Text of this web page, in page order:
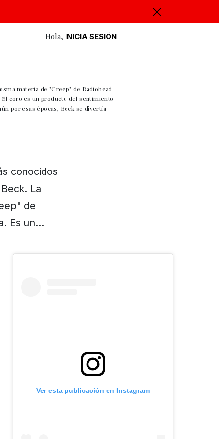
Hola, INICIA SESIÓN
materia de "Creep" de Radiohead
coro es un producto del sentimiento
por esas épocas, Beck se divertía
conocidos
La
de
Es un…
Ver esta publicación en Instagram